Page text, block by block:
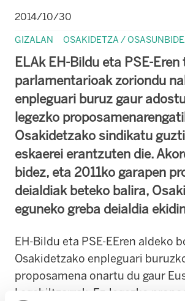
2014/10/30
GIZALAN OSAKIDETZA /
ELAk EH-Bildu eta PSE-Eren
parlamentarioak zoriondu
enpleguari buruz gaur
legezko
Osakidetzako sindikatu
eskaerei erantzuten die.
bidez, eta 2011ko garapen
deialdiak beteko balira,
eguneko greba deialdia
EH-Bildu eta PSE-EEren aldeko
Osakidetzako enpleguari
proposamena onartu du gaur
Legebiltzarrak. Ez-legezko